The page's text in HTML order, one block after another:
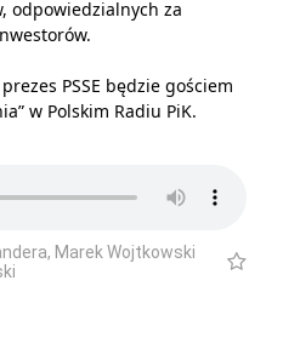
odpowiedzialnych za
PSSE będzie gościem
w Polskim Radiu PiK.
Marek Wojtkowski